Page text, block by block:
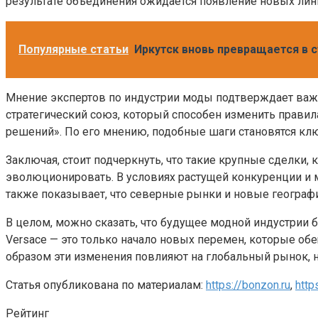
Популярные статьи Иркутск вновь превращается в
Мнение экспертов по индустрии моды подтверждает
стратегический союз, который способен изменить
решений». По его мнению, подобные шаги становятся
Заключая, стоит подчеркнуть, что такие крупные
эволюционировать. В условиях растущей конкуренции
также показывает, что северные рынки и новые
В целом, можно сказать, что будущее модной индустрии
Versace — это только начало новых перемен, которые
образом эти изменения повлияют на глобальный рынок,
Статья опубликована по материалам: https://bonzon.ru,
Рейтинг